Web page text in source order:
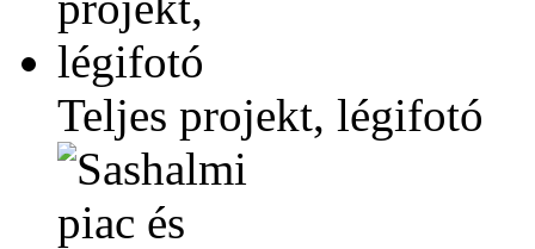
Teljes projekt, légifotó